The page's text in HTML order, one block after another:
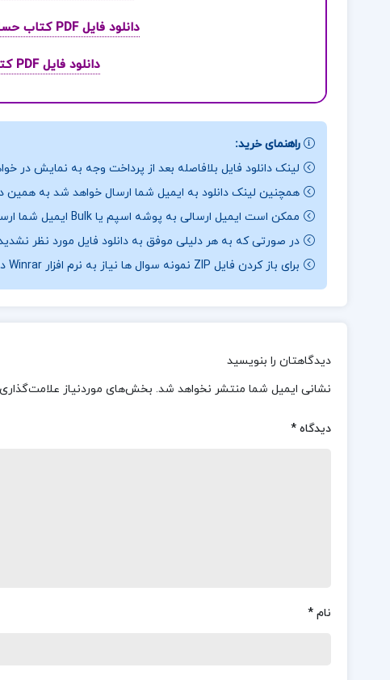
دانلود فایل PDF کتاب حسابداری مالیاتی 1 محمد رمضان احمدی
دانلود فایل PDF کتاب مادام بواری مهدی سحابی
راهنمای خرید:
لینک دانلود فایل بلافاصله بعد از پرداخت وجه به نمایش در
همچنین لینک دانلود به ایمیل شما ارسال خواهد شد به همین
ممکن است ایمیل ارسالی به پوشه اسپم یا Bulk ایمیل شما ارسال شده باشد.
در صورتی که به هر دلیلی موفق به دانلود فایل مورد نظر
برای باز کردن فایل ZIP نمونه سوال ها نیاز به نرم افزار Winrar دارید.
دیدگاهتان را بنویسید
نشانی ایمیل شما منتشر نخواهد شد. بخش‌های موردنیاز
دیدگاه*
نام*